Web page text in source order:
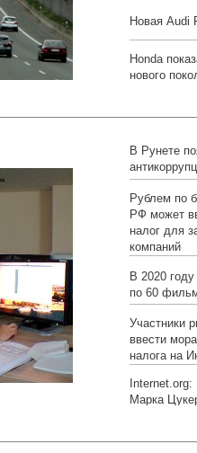
Новая Audi
Honda
нового
В Рунете
Рублем по
РФ может
налог для
компаний
В 2020
по 60
Участники
ввести
налога на
Марка